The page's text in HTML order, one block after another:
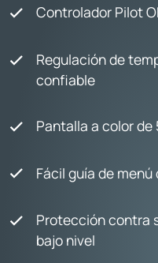
Controlador Pilot
Regulación de
confiable
Pantalla a color
Fácil guía de
Protección contra
bajo nivel